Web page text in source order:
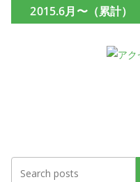
2015.6月〜（累計）